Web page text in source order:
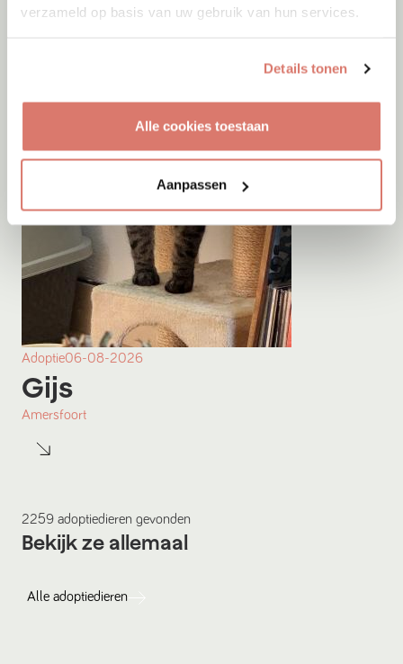
verzameld op basis van uw gebruik van hun services.
Details tonen
Alle cookies toestaan
Aanpassen
Adoptie06-08-2026
Gijs
Amersfoort
2259 adoptiedieren gevonden
Bekijk ze allemaal
Alle adoptiedieren